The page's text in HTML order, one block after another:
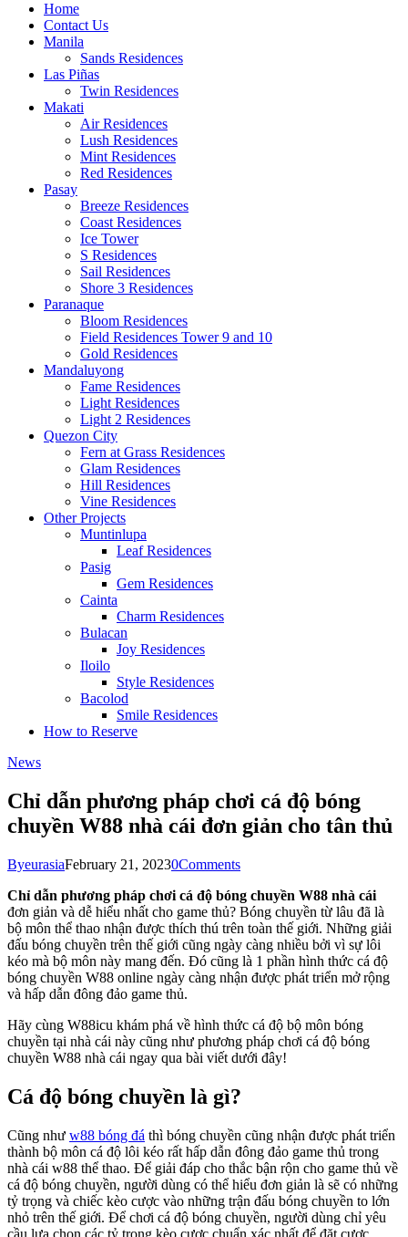
Home
Contact Us
Manila
Sands Residences
Las Piñas
Twin Residences
Makati
Air Residences
Lush Residences
Mint Residences
Red Residences
Pasay
Breeze Residences
Coast Residences
Ice Tower
S Residences
Sail Residences
Shore 3 Residences
Paranaque
Bloom Residences
Field Residences Tower 9 and 10
Gold Residences
Mandaluyong
Fame Residences
Light Residences
Light 2 Residences
Quezon City
Fern at Grass Residences
Glam Residences
Hill Residences
Vine Residences
Other Projects
Muntinlupa
Leaf Residences
Pasig
Gem Residences
Cainta
Charm Residences
Bulacan
Joy Residences
Iloilo
Style Residences
Bacolod
Smile Residences
How to Reserve
News
Chỉ dẫn phương pháp chơi cá độ bóng
chuyền W88 nhà cái đơn giản cho tân thủ
ByeurasiaFebruary 21, 20230Comments
Chỉ dẫn phương pháp chơi cá độ bóng chuyền W88 nhà cái
đơn giản và dễ hiểu nhất cho game thủ? Bóng chuyền từ lâu đã là
bộ môn thể thao nhận được thích thú trên toàn thế giới. Những giải
đấu bóng chuyền trên thế giới cũng ngày càng nhiều bởi vì sự lôi
kéo mà bộ môn này mang đến. Đó cũng là 1 phần hình thức cá độ
bóng chuyền W88 online ngày càng nhận được phát triển mở rộng
và hấp dẫn đông đảo game thủ.
Hãy cùng W88icu khám phá về hình thức cá độ bộ môn bóng
chuyền tại nhà cái này cũng như phương pháp chơi cá độ bóng
chuyền W88 nhà cái ngay qua bài viết dưới đây!
Cá độ bóng chuyền là gì?
Cũng như w88 bóng đá thì bóng chuyền cũng nhận được phát triển
thành bộ môn cá độ lôi kéo rất hấp dẫn đông đảo game thủ trong
nhà cái w88 thể thao. Để giải đáp cho thắc bận rộn cho game thủ về
cá độ bóng chuyền, người dùng có thể hiểu đơn giản là sẽ có những
tỷ trọng và chiếc kèo cược vào những trận đấu bóng chuyền to lớn
nhỏ trên thế giới. Để chơi cá độ bóng chuyền, người dùng chỉ yêu
cầu lựa chọn các tỷ trọng kèo cược chuẩn xác nhất để đặt cược.